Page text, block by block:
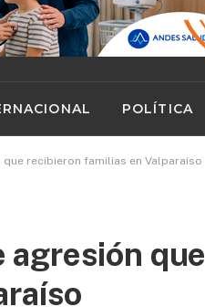
POLÍTICA
recibieron familias en Valparaíso
agresión que